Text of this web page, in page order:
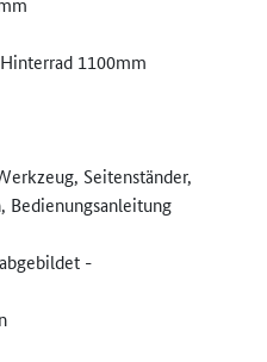
1100mm
Seitenständer,
Bedienungsanleitung
-